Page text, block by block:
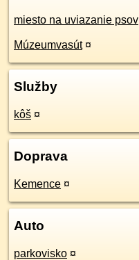
miesto na uviazanie psov
Múzeumvasút ¤
Služby
kôš ¤
Doprava
Kemence ¤
Auto
parkovisko ¤